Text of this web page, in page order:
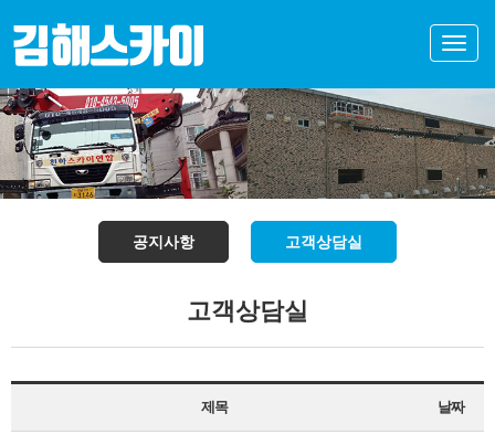
Toggle
공지사항 고객상담실
고객상담실
제목 날짜